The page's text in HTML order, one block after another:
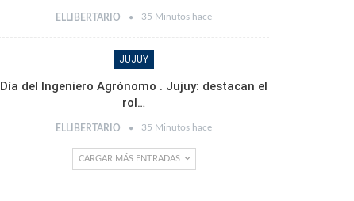
ELLIBERTARIO 35 Minutos hace
JUJUY
Día del Ingeniero Agrónomo . Jujuy: destacan el
rol…
ELLIBERTARIO 35 Minutos hace
CARGAR MÁS ENTRADAS